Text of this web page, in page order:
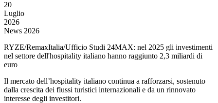
20
Luglio
2026
News 2026
RYZE/RemaxItalia/Ufficio Studi 24MAX: nel 2025 gli investimenti
nel settore dell'hospitality italiano hanno raggiunto 2,3 miliardi di
euro
Il mercato dell’hospitality italiano continua a rafforzarsi, sostenuto
dalla crescita dei flussi turistici internazionali e da un rinnovato
interesse degli investitori.